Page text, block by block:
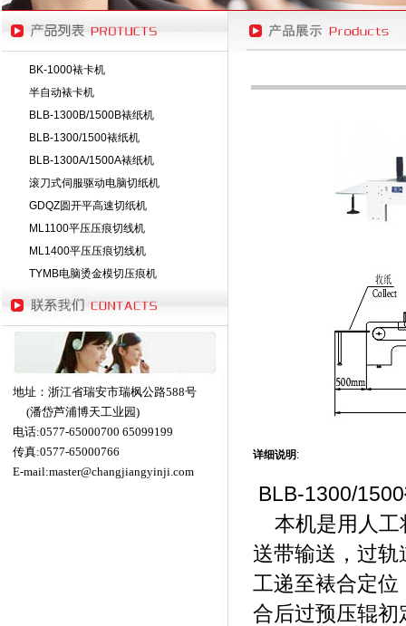
BK-1000裱卡机
半自动裱卡机
BLB-1300B/1500B裱纸机
BLB-1300/1500裱纸机
BLB-1300A/1500A裱纸机
滚刀式伺服驱动电脑切纸机
GDQZ圆开平高速切纸机
ML1100平压压痕切线机
ML1400平压压痕切线机
TYMB电脑烫金模切压痕机
地址：浙江省瑞安市瑞枫公路588号
(潘岱芦浦博天工业园)
电话:0577-65000700 65099199
传真:0577-65000766
E-mail:master@changjiangyinji.com
详细说明 :
BLB-1300/1500
本机是用人工
送带输送，过
工递至裱合定
合后过预压辊